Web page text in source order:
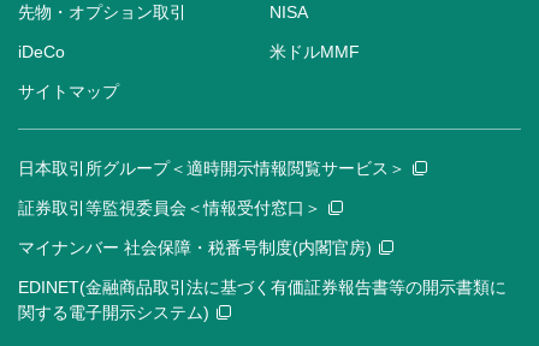
先物・オプション取引 NISA
iDeCo 米ドルMMF
サイトマップ
日本取引所グループ＜適時開示情報閲覧サービス＞
証券取引等監視委員会＜情報受付窓口＞
マイナンバー 社会保障・税番号制度(内閣官房)
EDINET(金融商品取引法に基づく有価証券報告書等の開示書類に
関する電子開示システム)